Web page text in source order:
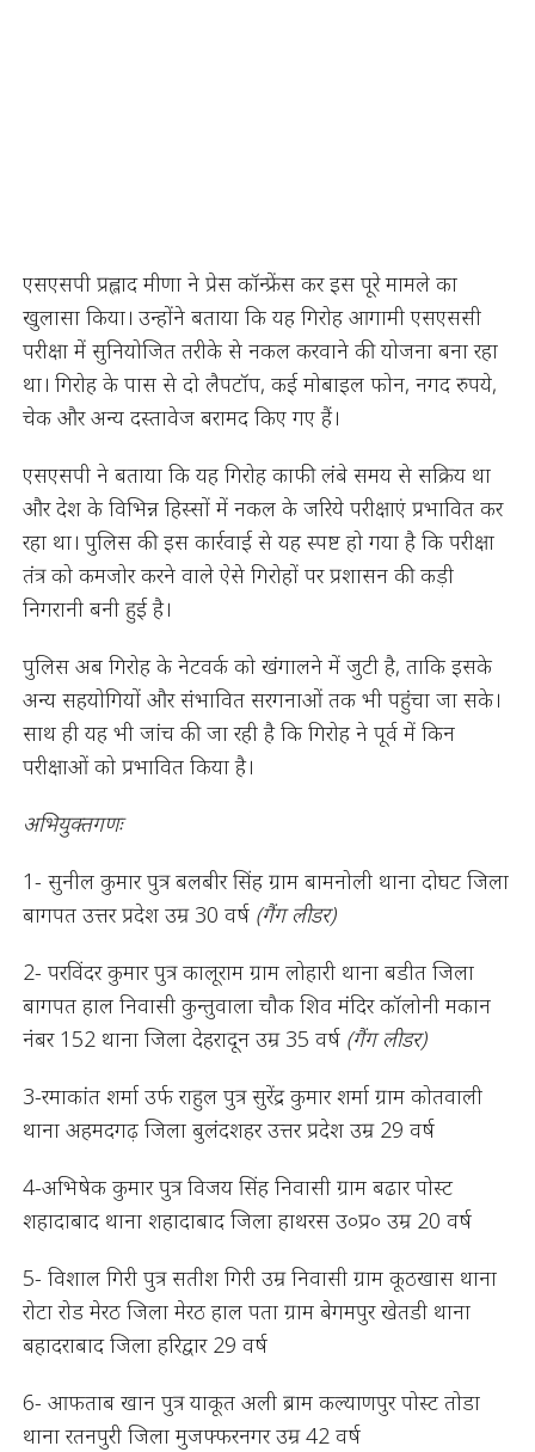
एसएसपी प्रह्लाद मीणा ने प्रेस कॉन्फ्रेंस कर इस पूरे मामले का
खुलासा किया। उन्होंने बताया कि यह गिरोह आगामी एसएससी
परीक्षा में सुनियोजित तरीके से नकल करवाने की योजना बना रहा
था। गिरोह के पास से दो लैपटॉप, कई मोबाइल फोन, नगद रुपये,
चेक और अन्य दस्तावेज बरामद किए गए हैं।
एसएसपी ने बताया कि यह गिरोह काफी लंबे समय से सक्रिय था
और देश के विभिन्न हिस्सों में नकल के जरिये परीक्षाएं प्रभावित कर
रहा था। पुलिस की इस कार्रवाई से यह स्पष्ट हो गया है कि परीक्षा
तंत्र को कमजोर करने वाले ऐसे गिरोहों पर प्रशासन की कड़ी
निगरानी बनी हुई है।
पुलिस अब गिरोह के नेटवर्क को खंगालने में जुटी है, ताकि इसके
अन्य सहयोगियों और संभावित सरगनाओं तक भी पहुंचा जा सके।
साथ ही यह भी जांच की जा रही है कि गिरोह ने पूर्व में किन
परीक्षाओं को प्रभावित किया है।
अभियुक्तगणः
1- सुनील कुमार पुत्र बलबीर सिंह ग्राम बामनोली थाना दोघट जिला
बागपत उत्तर प्रदेश उम्र 30 वर्ष (गैंग लीडर)
2- परविंदर कुमार पुत्र कालूराम ग्राम लोहारी थाना बडीत जिला
बागपत हाल निवासी कुन्तुवाला चौक शिव मंदिर कॉलोनी मकान
नंबर 152 थाना जिला देहरादून उम्र 35 वर्ष (गैंग लीडर)
3-रमाकांत शर्मा उर्फ राहुल पुत्र सुरेंद्र कुमार शर्मा ग्राम कोतवाली
थाना अहमदगढ़ जिला बुलंदशहर उत्तर प्रदेश उम्र 29 वर्ष
4-अभिषेक कुमार पुत्र विजय सिंह निवासी ग्राम बढार पोस्ट
शहादाबाद थाना शहादाबाद जिला हाथरस उ०प्र० उम्र 20 वर्ष
5- विशाल गिरी पुत्र सतीश गिरी उम्र निवासी ग्राम कूठखास थाना
रोटा रोड मेरठ जिला मेरठ हाल पता ग्राम बेगमपुर खेतडी थाना
बहादराबाद जिला हरिद्वार 29 वर्ष
6- आफताब खान पुत्र याकूत अली ब्राम कल्याणपुर पोस्ट तोडा
थाना रतनपुरी जिला मुजफ्फरनगर उम्र 42 वर्ष